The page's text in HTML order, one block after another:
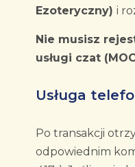
Ezoteryczny) i
Nie musisz
usługi czat
Usługa
Po transakcji
odpowiednim